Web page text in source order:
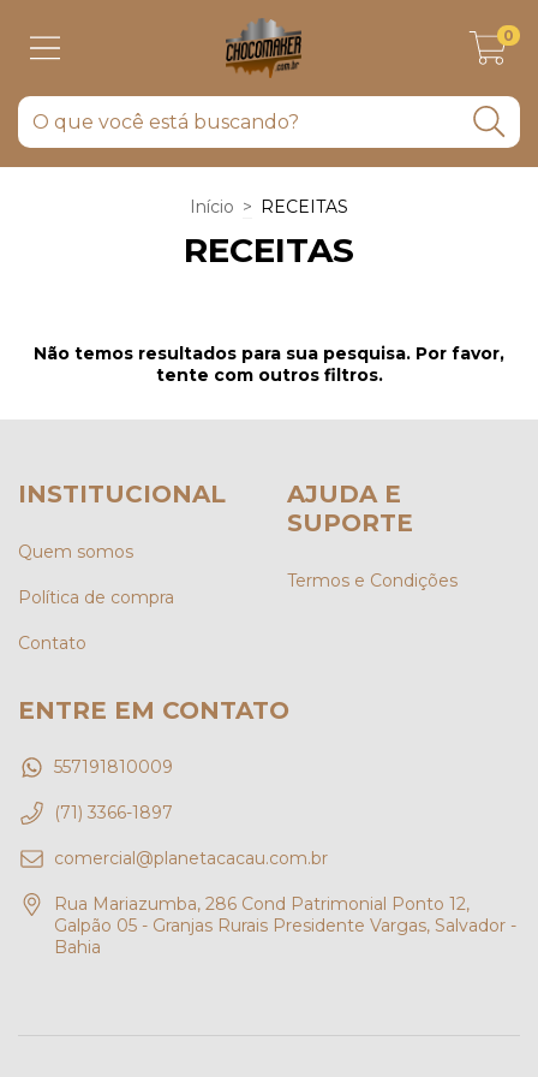
0
Início > RECEITAS
RECEITAS
Não temos resultados para sua pesquisa. Por favor,
tente com outros filtros.
INSTITUCIONAL
Quem somos
Política de compra
Contato
AJUDA E
SUPORTE
Termos e Condições
ENTRE EM CONTATO
557191810009
(71) 3366-1897
comercial@planetacacau.com.br
Rua Mariazumba, 286 Cond Patrimonial Ponto 12,
Galpão 05 - Granjas Rurais Presidente Vargas, Salvador -
Bahia